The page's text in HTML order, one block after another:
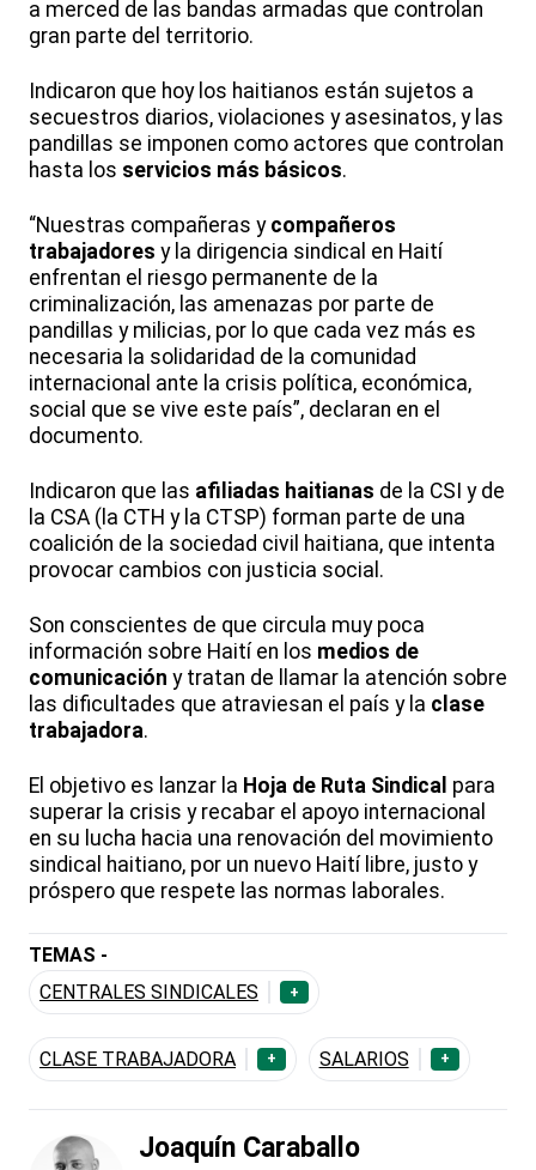
a merced de las bandas armadas que controlan
gran parte del territorio.
Indicaron que hoy los haitianos están sujetos a
secuestros diarios, violaciones y asesinatos, y las
pandillas se imponen como actores que controlan
hasta los servicios más básicos.
“Nuestras compañeras y compañeros
trabajadores y la dirigencia sindical en Haití
enfrentan el riesgo permanente de la
criminalización, las amenazas por parte de
pandillas y milicias, por lo que cada vez más es
necesaria la solidaridad de la comunidad
internacional ante la crisis política, económica,
social que se vive este país”, declaran en el
documento.
Indicaron que las afiliadas haitianas de la CSI y de
la CSA (la CTH y la CTSP) forman parte de una
coalición de la sociedad civil haitiana, que intenta
provocar cambios con justicia social.
Son conscientes de que circula muy poca
información sobre Haití en los medios de
comunicación y tratan de llamar la atención sobre
las dificultades que atraviesan el país y la clase
trabajadora.
El objetivo es lanzar la Hoja de Ruta Sindical para
superar la crisis y recabar el apoyo internacional
en su lucha hacia una renovación del movimiento
sindical haitiano, por un nuevo Haití libre, justo y
próspero que respete las normas laborales.
TEMAS -
CENTRALES SINDICALES
+
CLASE TRABAJADORA + SALARIOS +
Joaquín Caraballo